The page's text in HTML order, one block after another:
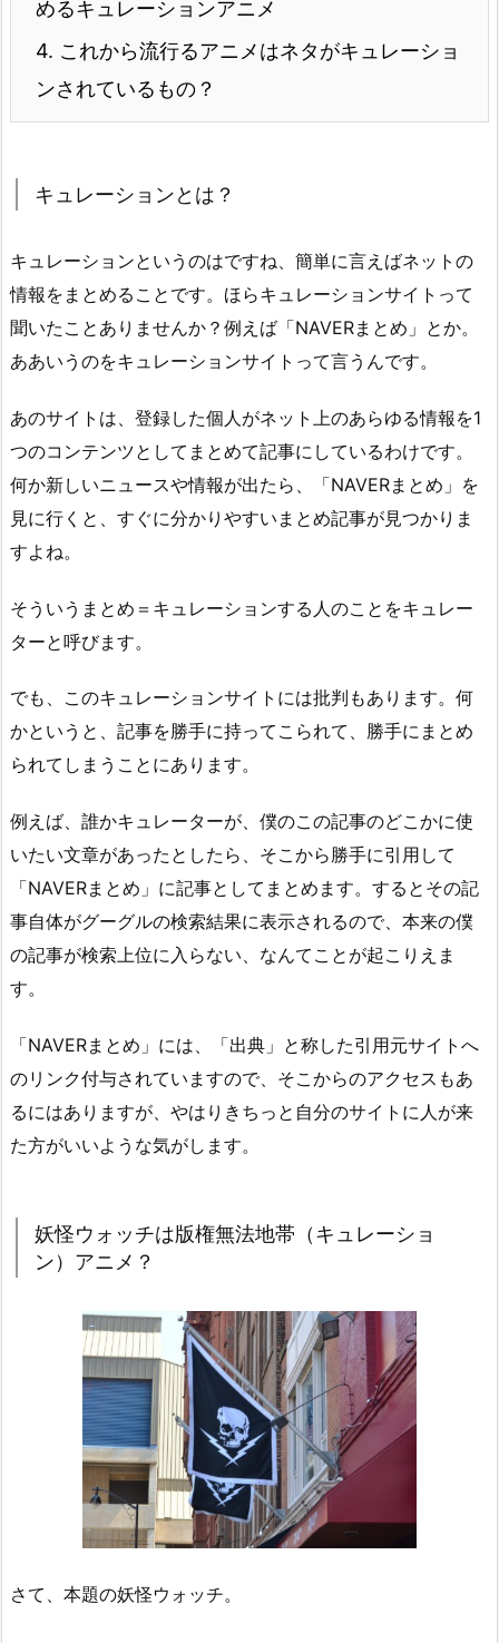
めるキュレーションアニメ
4. これから流行るアニメはネタがキュレーショ
ンされているもの？
キュレーションとは？
キュレーションというのはですね、簡単に言えばネットの
情報をまとめることです。ほらキュレーションサイトって
聞いたことありませんか？例えば「NAVERまとめ」とか。
ああいうのをキュレーションサイトって言うんです。
あのサイトは、登録した個人がネット上のあらゆる情報を1
つのコンテンツとしてまとめて記事にしているわけです。
何か新しいニュースや情報が出たら、「NAVERまとめ」を
見に行くと、すぐに分かりやすいまとめ記事が見つかりま
すよね。
そういうまとめ＝キュレーションする人のことをキュレー
ターと呼びます。
でも、このキュレーションサイトには批判もあります。何
かというと、記事を勝手に持ってこられて、勝手にまとめ
られてしまうことにあります。
例えば、誰かキュレーターが、僕のこの記事のどこかに使
いたい文章があったとしたら、そこから勝手に引用して
「NAVERまとめ」に記事としてまとめます。するとその記
事自体がグーグルの検索結果に表示されるので、本来の僕
の記事が検索上位に入らない、なんてことが起こりえま
す。
「NAVERまとめ」には、「出典」と称した引用元サイトへ
のリンク付与されていますので、そこからのアクセスもあ
るにはありますが、やはりきちっと自分のサイトに人が来
た方がいいような気がします。
妖怪ウォッチは版権無法地帯（キュレーショ
ン）アニメ？
さて、本題の妖怪ウォッチ。